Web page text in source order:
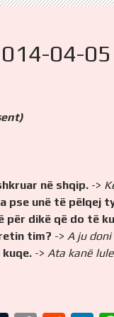
04-05
në shqip.->
pse unë të pëlqej
për dikë që do të
tim? -> A ju
kuqe.-> Ata kanë